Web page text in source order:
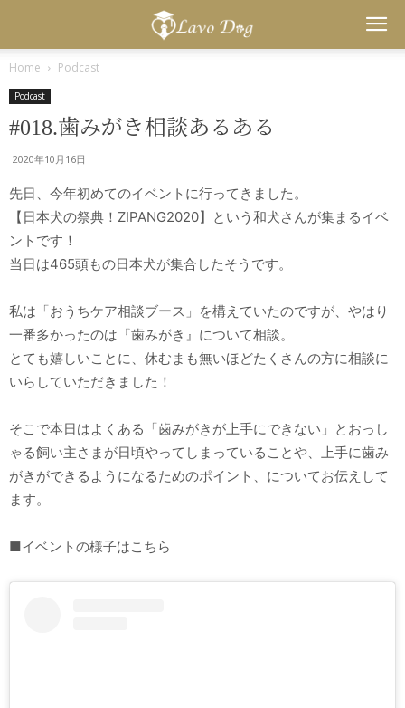
Dog
Home Podcast
Podcast
#018.歯みがき相談あるある
2020年10月16日
先日、今年初めてのイベントに行ってきました。
【日本犬の祭典！ZIPANG2020】という和犬さんが集まるイベ
ントです！
当日は465頭もの日本犬が集合したそうです。
私は「おうちケア相談ブース」を構えていたのですが、やはり
一番多かったのは『歯みがき』について相談。
とても嬉しいことに、休むまも無いほどたくさんの方に相談に
いらしていただきました！
そこで本日はよくある「歯みがきが上手にできない」とおっし
ゃる飼い主さまが日頃やってしまっていることや、上手に歯み
がきができるようになるためのポイント、についてお伝えして
ます。
■イベントの様子はこちら